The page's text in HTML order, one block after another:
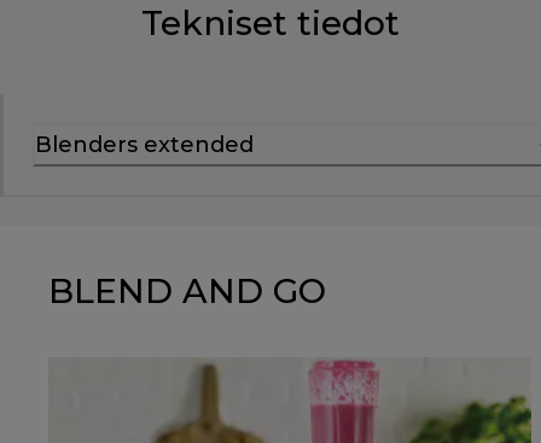
Tekniset tiedot
Blenders extended
BLEND AND GO